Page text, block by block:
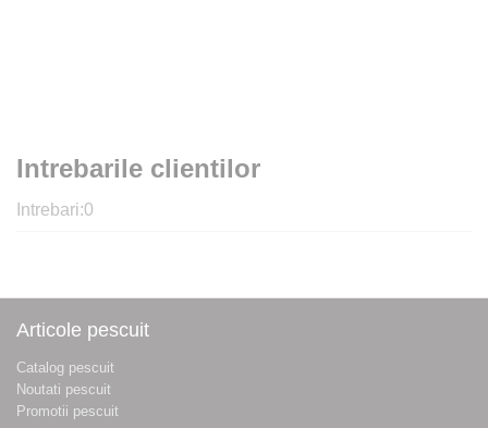
Intrebarile clientilor
Intrebari:0
Articole pescuit
Catalog pescuit
Noutati pescuit
Promotii pescuit